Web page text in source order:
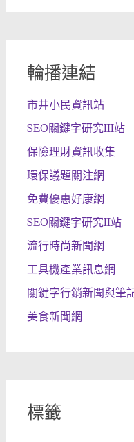
輪播連結
市井小民資訊站
SEO關鍵字研究III站
保險理財資訊收集
環保議題關注網
免費優惠好康網
SEO關鍵字研究II站
流行時尚新聞網
工具機產業訊息網
關鍵字行銷新聞與筆
美食新聞網
標籤